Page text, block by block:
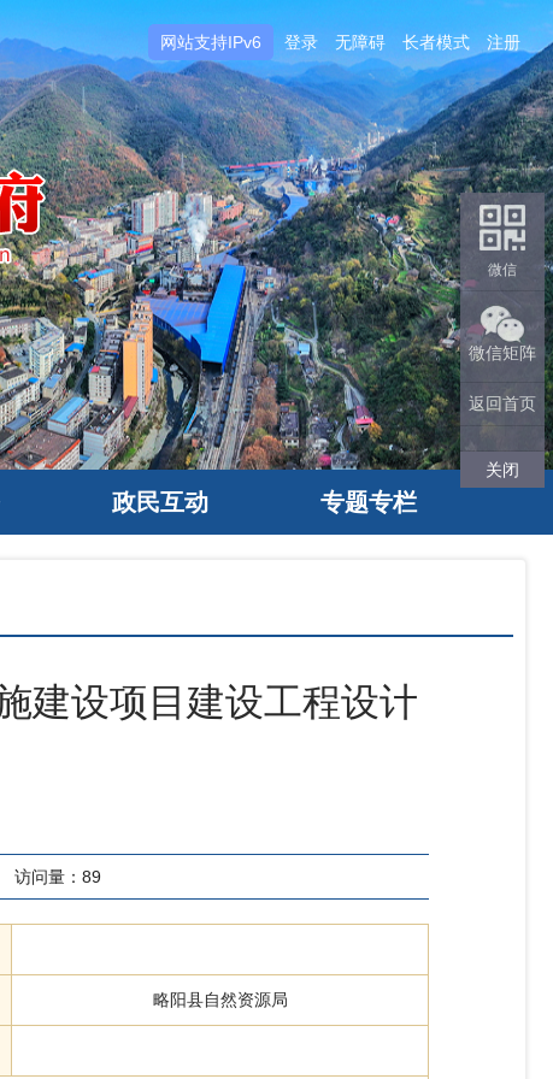
网站支持IPv6 登录 无障碍 长者模式 注册
政民互动 专题专栏
建设项目建设工程设计
访问量： 89
略阳县自然资源局
微信
微信矩阵
返回首页
关闭